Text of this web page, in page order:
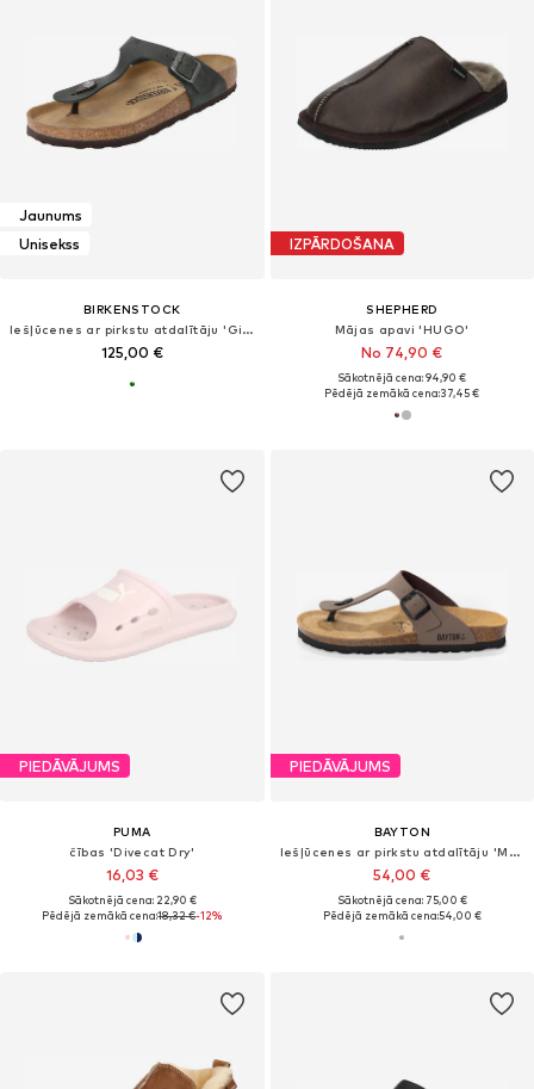
Jaunums
Unisekss
BIRKENSTOCK
Iešļūcenes ar pirkstu atdalītāju 'Gizeh'
125,00 €
IZPĀRDOŠANA
SHEPHERD
Mājas apavi 'HUGO'
No 74,90 €
Sākotnējā cena: 94,90 €
Pēdējā zemākā cena:37,45 €
PIEDĀVĀJUMS
PUMA
čības 'Divecat Dry'
16,03 €
Sākotnējā cena: 22,90 €
Pēdējā zemākā cena:18,32 €-12%
PIEDĀVĀJUMS
BAYTON
Iešļūcenes ar pirkstu atdalītāju 'MERCURE'
54,00 €
Sākotnējā cena: 75,00 €
Pēdējā zemākā cena:54,00 €